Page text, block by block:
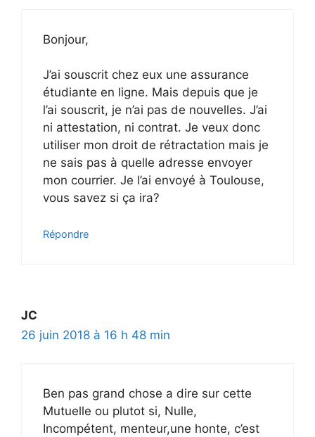
Bonjour,
J’ai souscrit chez eux une assurance
étudiante en ligne. Mais depuis que je
l’ai souscrit, je n’ai pas de nouvelles. J’ai
ni attestation, ni contrat. Je veux donc
utiliser mon droit de rétractation mais je
ne sais pas à quelle adresse envoyer
mon courrier. Je l’ai envoyé à Toulouse,
vous savez si ça ira?
Répondre
JC
26 juin 2018 à 16 h 48 min
Ben pas grand chose a dire sur cette
Mutuelle ou plutot si, Nulle,
Incompétent, menteur,une honte, c’est